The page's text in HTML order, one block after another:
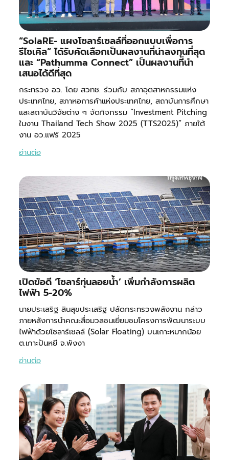
“SolaRE- แผงโซลาร์เซลล์ที่ออกแบบเพื่อการ
รีไซเคิล” ได้รับคัดเลือกเป็นผลงานที่น่าลงทุนที่สุด
และ “Pathumma Connect” เป็นผลงานที่นำ
เสนอได้ดีที่สุด
กระทรวง อว. โดย สวทช. ร่วมกับ สภาอุตสาหกรรมแห่ง
ประเทศไทย, สภาหอการค้าแห่งประเทศไทย, สถาบันการศึกษา
และสถาบันวิจัยต่าง ๆ จัดกิจกรรม “Investment Pitching
ในงาน Thailand Tech Show 2025 (TTS2025)” ภายใต้
งาน อว.แฟร์ 2025
อ่านต่อ
เปิดข้อดี ‘โซลาร์ทุ่นลอยน้ำ’ เพิ่มกำลังการผลิต
ไฟฟ้า 5-20%
นายประเสริฐ สินสุขประเสริฐ ปลัดกระทรวงพลังงาน กล่าว
ภายหลังการนำคณะสื่อมวลชนเยี่ยมชมโครงการพัฒนาระบบ
ไฟฟ้าด้วยโซลาร์เซลล์ (Solar Floating) บนเกาะหมากน้อย
ต.เกาะปันหยี จ.พังงา
อ่านต่อ